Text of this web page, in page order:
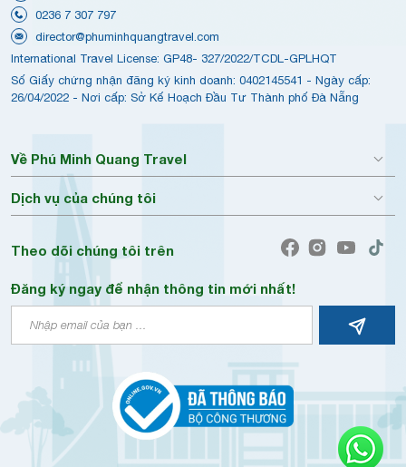
0236 7 307 797
director@phuminhquangtravel.com
International Travel License: GP48- 327/2022/TCDL-GPLHQT
Số Giấy chứng nhận đăng ký kinh doanh: 0402145541 - Ngày cấp:
26/04/2022 - Nơi cấp: Sở Kế Hoạch Đầu Tư Thành phố Đà Nẵng
Về Phú Minh Quang Travel
Dịch vụ của chúng tôi
Theo dõi chúng tôi trên
Đăng ký ngay để nhận thông tin mới nhất!